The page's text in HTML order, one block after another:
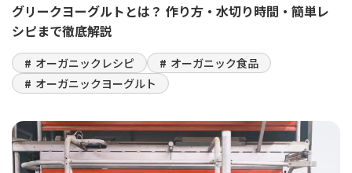
グリークヨーグルトとは？ 作り方・水切り時間・簡単レ
シピまで徹底解説
オーガニックレシピ
オーガニック食品
オーガニックヨーグルト